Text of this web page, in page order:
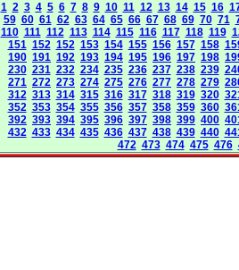
1 2 3 4 5 6 7 8 9 10 11 12 13 14 15 16
59 60 61 62 63 64 65 66 67 68 69 70 71
110 111 112 113 114 115 116 117 118 119
151 152 152 153 154 155 156 157 158
190 191 192 193 194 195 196 197 198
230 231 232 234 235 236 237 238 239
271 272 273 274 275 276 277 278 279
312 313 314 315 316 317 318 319 320
352 353 354 355 356 357 358 359 360
392 393 394 395 396 397 398 399 400
432 433 434 435 436 437 438 439 440
472 473 474 475 476